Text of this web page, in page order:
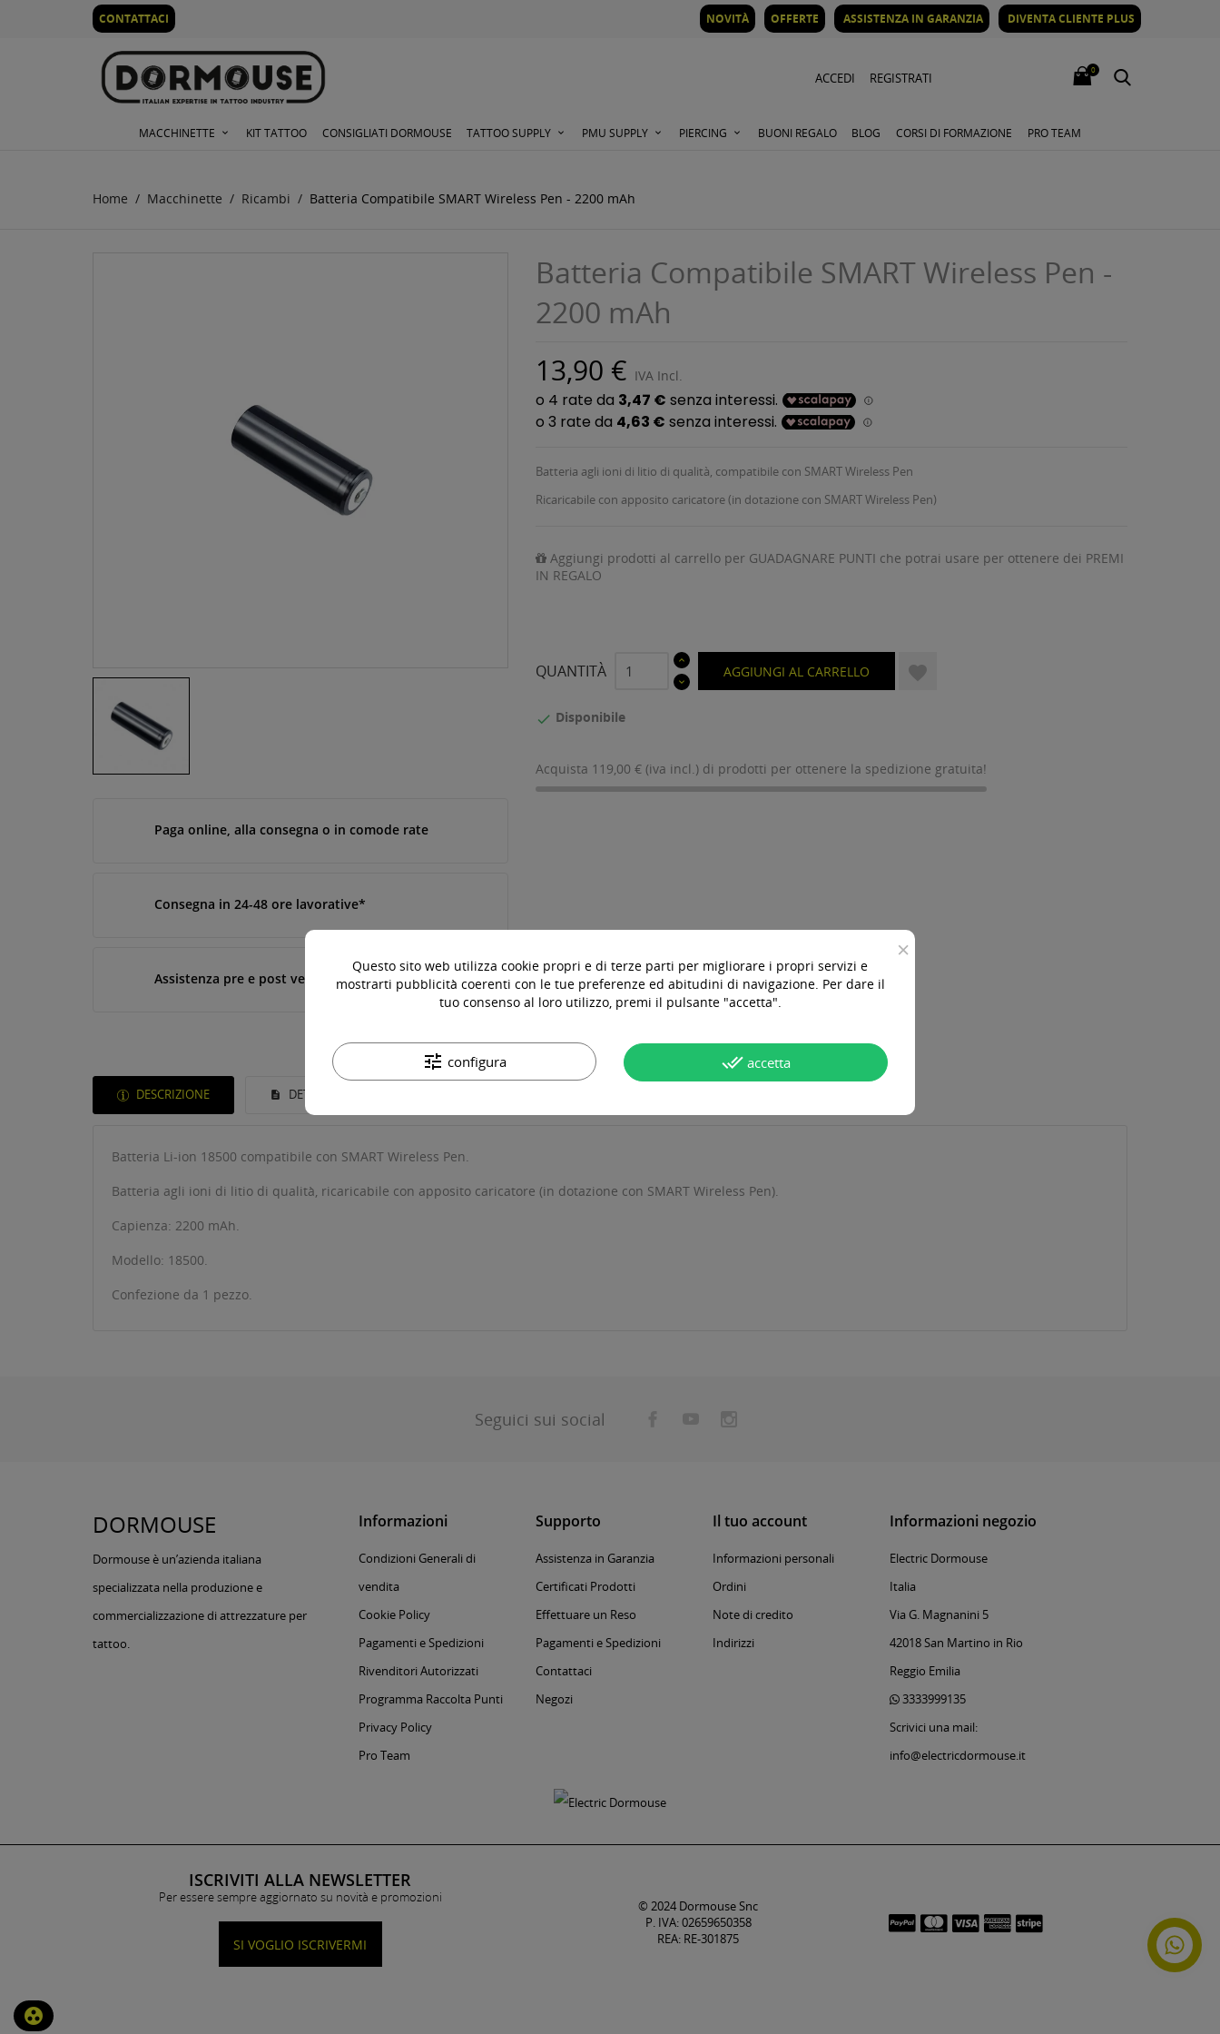
CONTATTACI NOVITÀ OFFERTE ASSISTENZA IN GARANZIA DIVENTA CLIENTE PLUS
ACCEDI REGISTRATI
0
MACCHINETTE KIT TATTOO CONSIGLIATI DORMOUSE TATTOO SUPPLY PMU SUPPLY PIERCING BUONI REGALO BLOG CORSI DI FORMAZIONE PRO TEAM
Home Macchinette Ricambi Batteria Compatibile SMART Wireless Pen - 2200 mAh
Paga online, alla consegna o in comode rate
Consegna in 24-48 ore lavorative*
Assistenza pre e post vendita
Batteria Compatibile SMART Wireless Pen -
2200 mAh
13,90 € IVA Incl.
Batteria agli ioni di litio di qualità, compatibile con SMART Wireless Pen
Ricaricabile con apposito caricatore (in dotazione con SMART Wireless Pen)
Aggiungi prodotti al carrello per GUADAGNARE PUNTI che potrai usare per ottenere dei PREMI
IN REGALO
QUANTITÀ AGGIUNGI AL CARRELLO 
 Disponibile
Acquista 119,00 € (iva incl.) di prodotti per ottenere la spedizione gratuita!
DESCRIZIONE DETTAGLI DEL PRODOTTO
Batteria Li-ion 18500 compatibile con SMART Wireless Pen.
Batteria agli ioni di litio di qualità, ricaricabile con apposito caricatore (in dotazione con SMART Wireless Pen).
Capienza: 2200 mAh.
Modello: 18500.
Confezione da 1 pezzo.
Seguici sui social
DORMOUSE
Dormouse è un’azienda italiana
specializzata nella produzione e
commercializzazione di attrezzature per
tattoo.
Informazioni
Condizioni Generali di
vendita
Cookie Policy
Pagamenti e Spedizioni
Rivenditori Autorizzati
Programma Raccolta Punti
Privacy Policy
Pro Team
Supporto
Assistenza in Garanzia
Certificati Prodotti
Effettuare un Reso
Pagamenti e Spedizioni
Contattaci
Negozi
Il tuo account
Informazioni personali
Ordini
Note di credito
Indirizzi
Informazioni negozio
Electric Dormouse
Italia
Via G. Magnanini 5
42018 San Martino in Rio
Reggio Emilia
3333999135
Scrivici una mail:
info@electricdormouse.it
ISCRIVITI ALLA NEWSLETTER
Per essere sempre aggiornato su novità e promozioni
SI VOGLIO ISCRIVERMI
© 2024 Dormouse Snc
P. IVA: 02659650358
REA: RE-301875
×
Questo sito web utilizza cookie propri e di terze parti per migliorare i propri servizi e
mostrarti pubblicità coerenti con le tue preferenze ed abitudini di navigazione. Per dare il
tuo consenso al loro utilizzo, premi il pulsante "accetta".
tune configura done_all accetta
group_work